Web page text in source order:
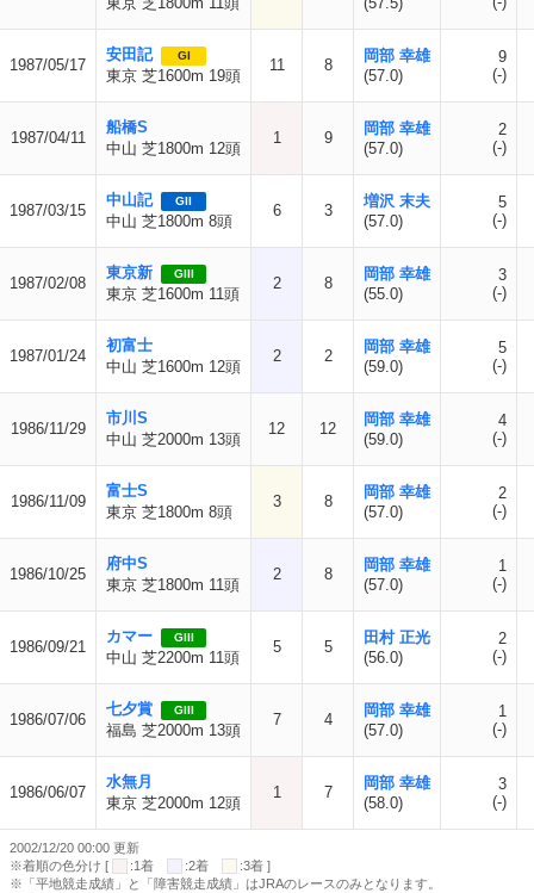
1987/05/17
安田記 GI
東京 芝1600m 19頭
11 8
岡部 幸雄
(57.0)
9
(-)
1987/04/11
船橋S
中山 芝1800m 12頭
1 9
岡部 幸雄
(57.0)
2
(-)
1987/03/15
中山記 GII
中山 芝1800m 8頭
6 3
増沢 末夫
(57.0)
5
(-)
1987/02/08
東京新 GIII
東京 芝1600m 11頭
2 8
岡部 幸雄
(55.0)
3
(-)
1987/01/24
初富士
中山 芝1600m 12頭
2 2
岡部 幸雄
(59.0)
5
(-)
1986/11/29
市川S
中山 芝2000m 13頭
12 12
岡部 幸雄
(59.0)
4
(-)
1986/11/09
富士S
東京 芝1800m 8頭
3 8
岡部 幸雄
(57.0)
2
(-)
1986/10/25
府中S
東京 芝1800m 11頭
2 8
岡部 幸雄
(57.0)
1
(-)
1986/09/21
カマー GIII
中山 芝2200m 11頭
5 5
田村 正光
(56.0)
2
(-)
1986/07/06
七夕賞 GIII
福島 芝2000m 13頭
7 4
岡部 幸雄
(57.0)
1
(-)
1986/06/07
水無月
東京 芝2000m 12頭
1 7
岡部 幸雄
(58.0)
3
(-)
2002/12/20 00:00 更新
※着順の色分け [
:1着 :2着
:3着 ]
※「平地競走成績」と「障害競走成績」はJRAのレースのみとなります。